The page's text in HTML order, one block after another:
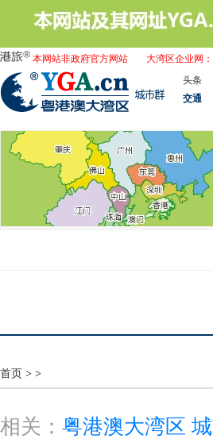
本网站非政府官方网站
大湾区企业网
头条
交通
首页 > >
相关： 粤港澳大湾区